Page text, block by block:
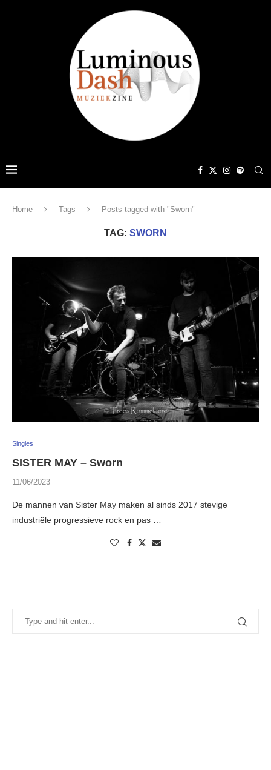
Home Tags Posts tagged with "Sworn"
TAG: SWORN
Singles
SISTER MAY – Sworn
11/06/2023
De mannen van Sister May maken al sinds 2017 stevige
industriële progressieve rock en pas …